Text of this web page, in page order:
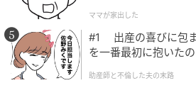
ママが家出した
#1 出産の喜びに包
を一番最初に抱いた
助産師と不倫した夫の末路